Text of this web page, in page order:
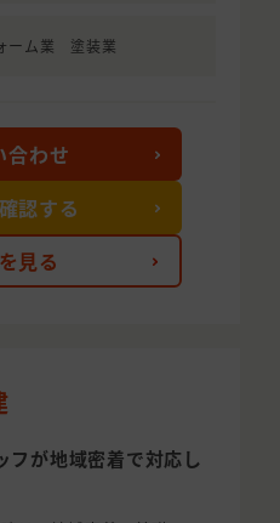
ーム業 塗装業
見る
合わせ
認する
フが地域密着で対応し